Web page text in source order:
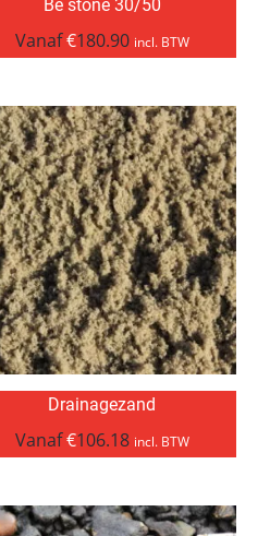
Be stone 30/50
Vanaf€180.90 incl. BTW
Drainagezand
Vanaf€106.18 incl. BTW